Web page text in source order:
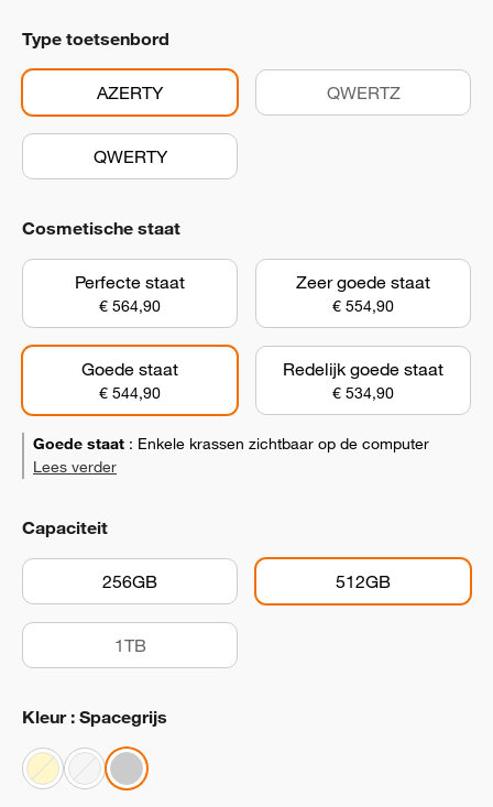
Type toetsenbord
AZERTY QWERTZ
QWERTY
Cosmetische staat
Perfecte staat
€ 564,90
Zeer goede staat
€ 554,90
Goede staat
€ 544,90
Redelijk goede staat
€ 534,90
Goede staat : Enkele krassen zichtbaar op de computer
Lees verder
Capaciteit
256GB 512GB
1TB
Kleur : Spacegrijs